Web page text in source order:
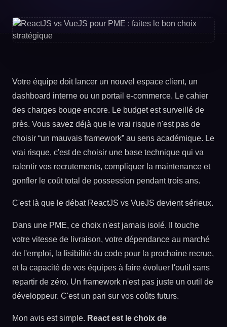
Votre équipe doit lancer un nouvel espace client, un
dashboard interne ou un portail e-commerce. Le cahier
des charges bouge encore. Le budget est surveillé de
près. Vous savez déjà que le vrai risque n'est pas de
choisir “un mauvais framework” au sens académique. Le
vrai risque, c'est de choisir une base technique qui va
ralentir vos recrutements, compliquer la maintenance et
gonfler le coût total de possession pendant trois ans.
C'est là que le débat ReactJS vs VueJS devient sérieux.
Dans une PME, ce choix n'est jamais isolé. Il touche
votre vitesse de livraison, votre dépendance au marché
de l'emploi, la lisibilité du code pour la prochaine recrue,
et la capacité de vos équipes à faire évoluer l'outil sans
repartir de zéro. Un framework n'est pas juste un outil de
développeur. C'est un pari sur vos coûts futurs.
Mon avis est simple. React est le choix de